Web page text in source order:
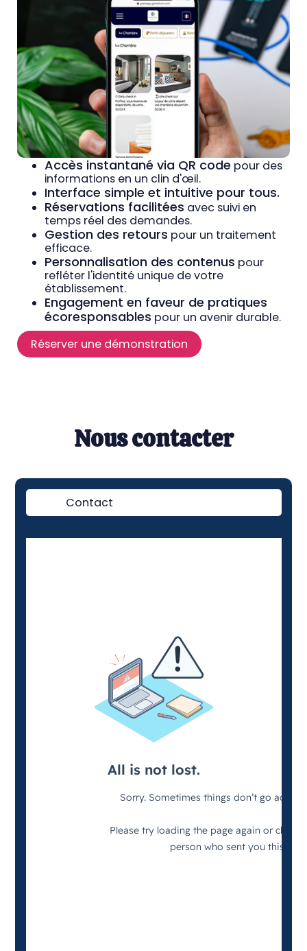
Accès instantané via QR code pour des
informations en un clin d'œil.
Interface simple et intuitive pour tous.
Réservations facilitées avec suivi en
temps réel des demandes.
Gestion des retours pour un traitement
efficace.
Personnalisation des contenus pour
refléter l'identité unique de votre
établissement.
Engagement en faveur de pratiques
écoresponsables pour un avenir durable.
Réserver une démonstration
Nous contacter
Contact